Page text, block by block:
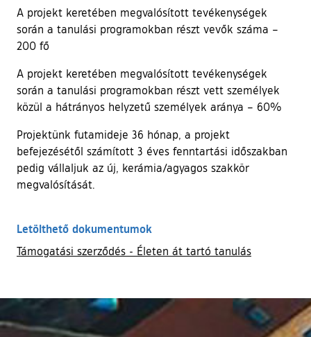
A projekt keretében megvalósított tevékenységek
során a tanulási programokban részt vevők száma –
200 fő
A projekt keretében megvalósított tevékenységek
során a tanulási programokban részt vett személyek
közül a hátrányos helyzetű személyek aránya – 60%
Projektünk futamideje 36 hónap, a projekt
befejezésétől számított 3 éves fenntartási időszakban
pedig vállaljuk az új, kerámia/agyagos szakkör
megvalósítását.
Letölthető dokumentumok
Támogatási szerződés - Életen át tartó tanulás